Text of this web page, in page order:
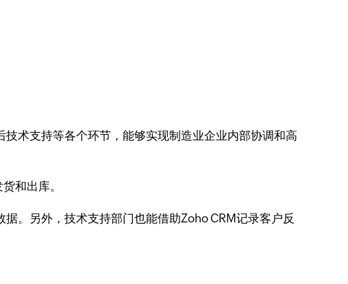
技术支持等各个环节，能够实现制造业企业内部协调和高
和出库。
。另外，技术支持部门也能借助Zoho CRM记录客户反